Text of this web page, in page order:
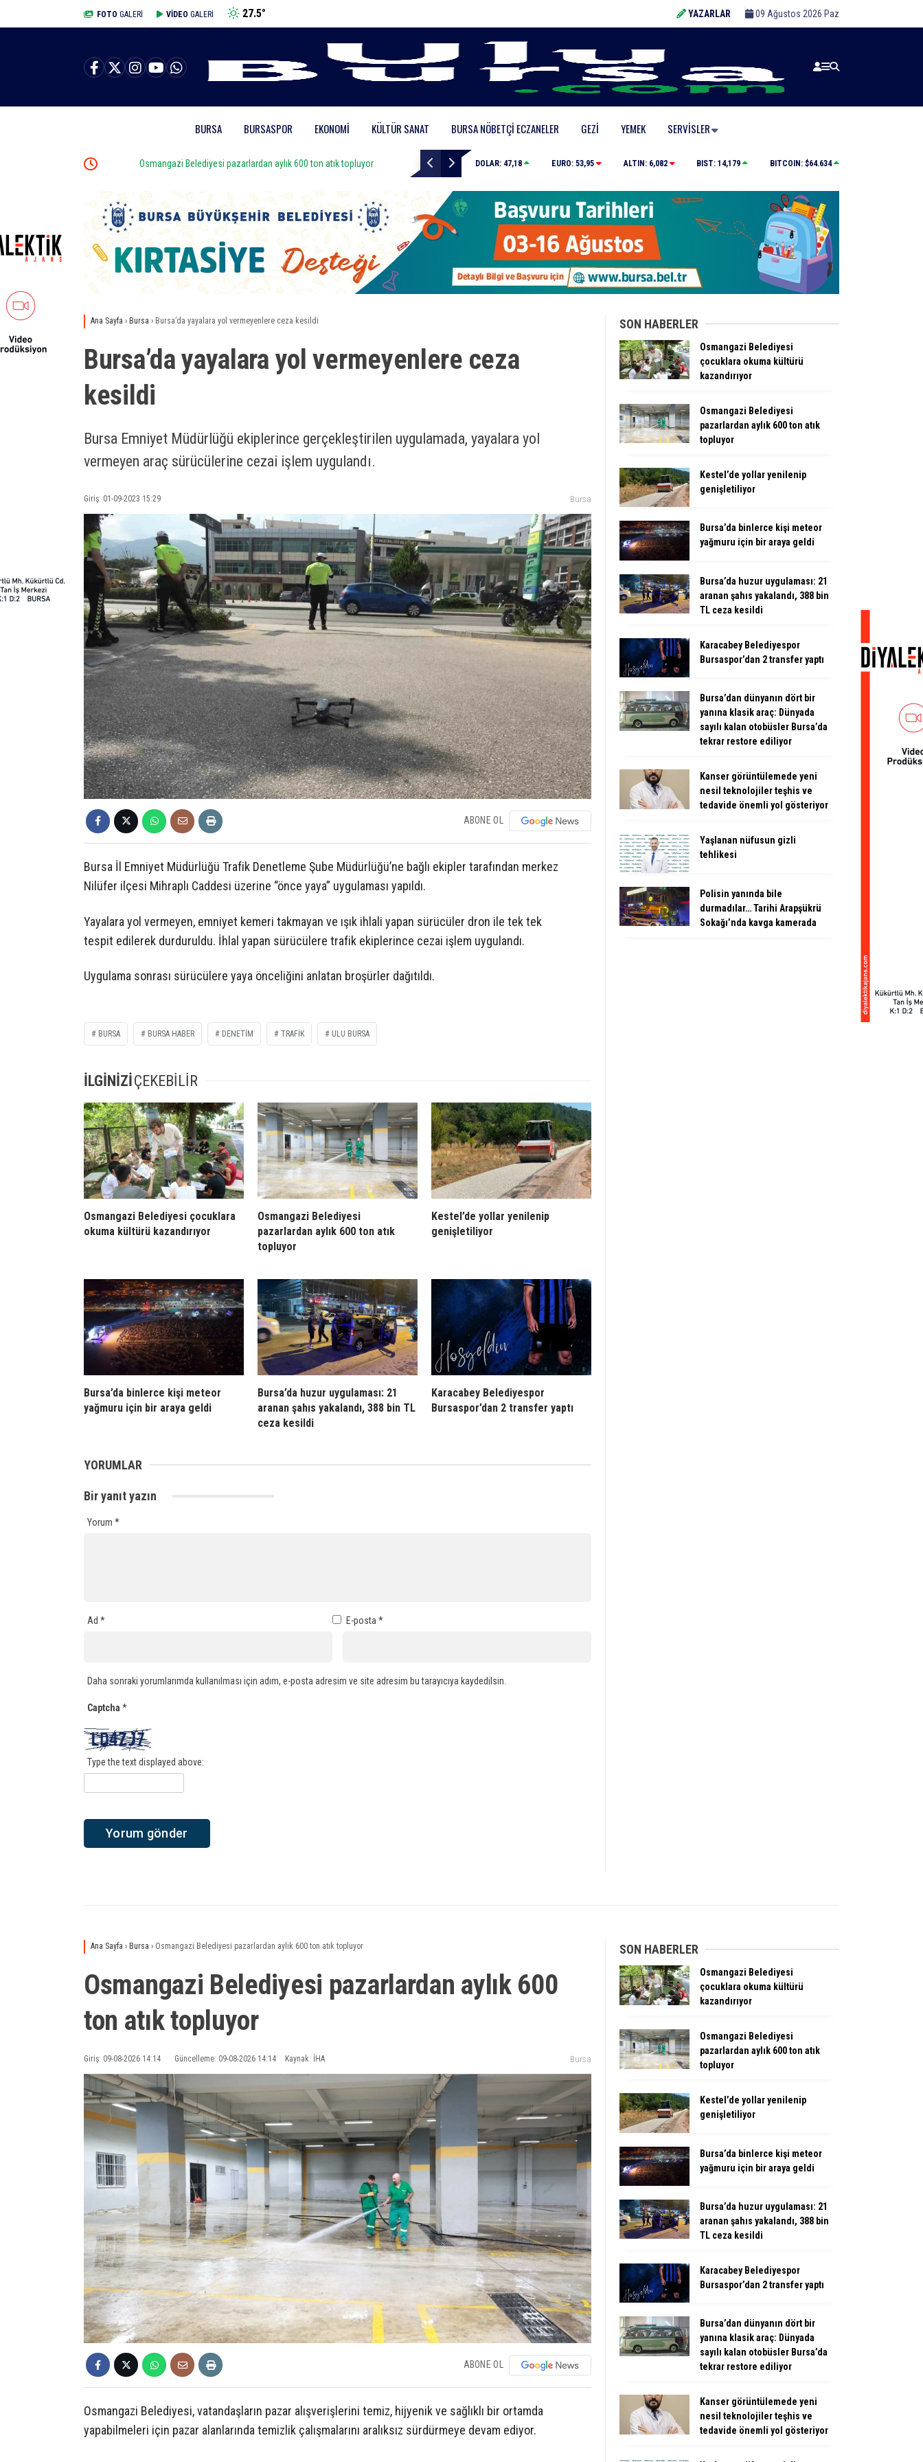
FOTO GALERİ VİDEO GALERİ 27.5° YAZARLAR 09 Ağustos 2026 Paz
BURSA BURSASPOR EKONOMI KÜLTÜR SANAT BURSA NÖBETÇI ECZANELER GEZI YEMEK SERVISLER
Osmangazi Belediyesi pazarlardan aylık 600 ton atık topluyor Kestel’de yollar yenilenip genişletiliyor Bursa’da binlerce kişi meteor yağmuru için bir araya
DOLAR: 47,18 EURO: 53,95 ALTIN: 6,082 BIST: 14,179 BITCOIN: $64.634
Ana Sayfa › Bursa › Bursa’da yayalara yol vermeyenlere ceza kesildi
Bursa’da yayalara yol vermeyenlere ceza
kesildi
Bursa Emniyet Müdürlüğü ekiplerince gerçekleştirilen uygulamada, yayalara yol
vermeyen araç sürücülerine cezai işlem uygulandı.
Giriş: 01-09-2023 15:29 Bursa
ABONE OL
Bursa İl Emniyet Müdürlüğü Trafik Denetleme Şube Müdürlüğü’ne bağlı ekipler tarafından merkez
Nilüfer ilçesi Mihraplı Caddesi üzerine “önce yaya” uygulaması yapıldı.
Yayalara yol vermeyen, emniyet kemeri takmayan ve ışık ihlali yapan sürücüler dron ile tek tek
tespit edilerek durduruldu. İhlal yapan sürücülere trafik ekiplerince cezai işlem uygulandı.
Uygulama sonrası sürücülere yaya önceliğini anlatan broşürler dağıtıldı.
BURSA BURSA HABER DENETIM TRAFIK ULU BURSA
İLGİNİZİÇEKEBİLİR
Osmangazi Belediyesi çocuklara
okuma kültürü kazandırıyor
Osmangazi Belediyesi
pazarlardan aylık 600 ton atık
topluyor
Kestel’de yollar yenilenip
genişletiliyor
Bursa’da binlerce kişi meteor
yağmuru için bir araya geldi
Bursa’da huzur uygulaması: 21
aranan şahıs yakalandı, 388 bin TL
ceza kesildi
Karacabey Belediyespor
Bursaspor’dan 2 transfer yaptı
YORUMLAR
Bir yanıt yazın
Yorum *
Ad * E-posta *
Daha sonraki yorumlarımda kullanılması için adım, e-posta adresim ve site adresim bu tarayıcıya kaydedilsin.
Captcha *
Type the text displayed above:
SON HABERLER
Osmangazi Belediyesi
çocuklara okuma kültürü
kazandırıyor
Osmangazi Belediyesi
pazarlardan aylık 600 ton atık
topluyor
Kestel’de yollar yenilenip
genişletiliyor
Bursa’da binlerce kişi meteor
yağmuru için bir araya geldi
Bursa’da huzur uygulaması: 21
aranan şahıs yakalandı, 388 bin
TL ceza kesildi
Karacabey Belediyespor
Bursaspor’dan 2 transfer yaptı
Bursa’dan dünyanın dört bir
yanına klasik araç: Dünyada
sayılı kalan otobüsler Bursa’da
tekrar restore ediliyor
Kanser görüntülemede yeni
nesil teknolojiler teşhis ve
tedavide önemli yol gösteriyor
Yaşlanan nüfusun gizli
tehlikesi
Polisin yanında bile
durmadılar… Tarihi Arapşükrü
Sokağı’nda kavga kamerada
Ana Sayfa › Bursa › Osmangazi Belediyesi pazarlardan aylık 600 ton atık topluyor
Osmangazi Belediyesi pazarlardan aylık 600
ton atık topluyor
Giriş: 09-08-2026 14:14 Güncelleme: 09-08-2026 14:14 Kaynak: İHA Bursa
ABONE OL
Osmangazi Belediyesi, vatandaşların pazar alışverişlerini temiz, hijyenik ve sağlıklı bir ortamda
yapabilmeleri için pazar alanlarında temizlik çalışmalarını aralıksız sürdürmeye devam ediyor.
SON HABERLER
Osmangazi Belediyesi
çocuklara okuma kültürü
kazandırıyor
Osmangazi Belediyesi
pazarlardan aylık 600 ton atık
topluyor
Kestel’de yollar yenilenip
genişletiliyor
Bursa’da binlerce kişi meteor
yağmuru için bir araya geldi
Bursa’da huzur uygulaması: 21
aranan şahıs yakalandı, 388 bin
TL ceza kesildi
Karacabey Belediyespor
Bursaspor’dan 2 transfer yaptı
Bursa’dan dünyanın dört bir
yanına klasik araç: Dünyada
sayılı kalan otobüsler Bursa’da
tekrar restore ediliyor
Kanser görüntülemede yeni
nesil teknolojiler teşhis ve
tedavide önemli yol gösteriyor